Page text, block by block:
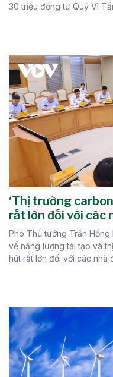
30 triệu đồng từ Quỹ Vì
‘Thị trường
rất lớn đối với các
Phó Thủ tướng Trần Hồng
về năng lượng tái tạo và
hút rất lớn đối với các nhà